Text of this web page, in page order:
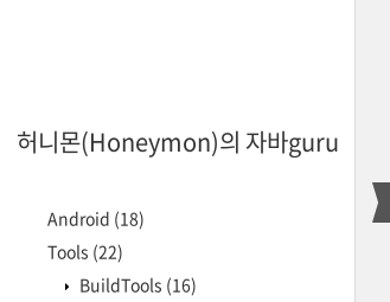
허니몬(Honeymon)의 자바guru
Android (18)
Tools (22)
BuildTools (16)